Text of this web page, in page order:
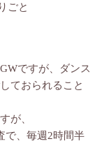
ごと
ですが、ダンス
ておられること
が、
で、毎週2時間半